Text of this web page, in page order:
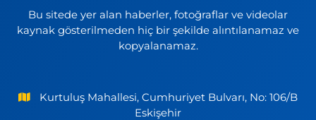
Bu sitede yer alan haberler, fotoğraflar ve videolar
kaynak gösterilmeden hiç bir şekilde alıntılanamaz ve
kopyalanamaz.
Kurtuluş Mahallesi, Cumhuriyet Bulvarı, No: 106/B
Eskişehir